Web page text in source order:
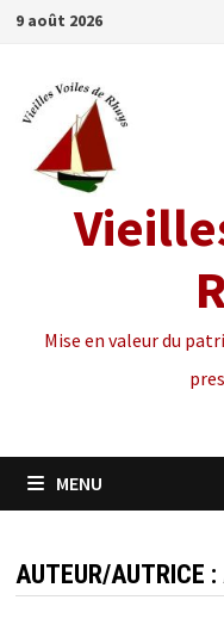
Passer
contenu
9 août 2026
Mise en valeur du
MENU
AUTEUR/AUTRICE :